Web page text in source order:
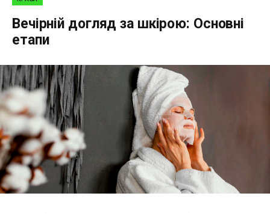
Вечірній догляд за шкірою: Основні
етапи